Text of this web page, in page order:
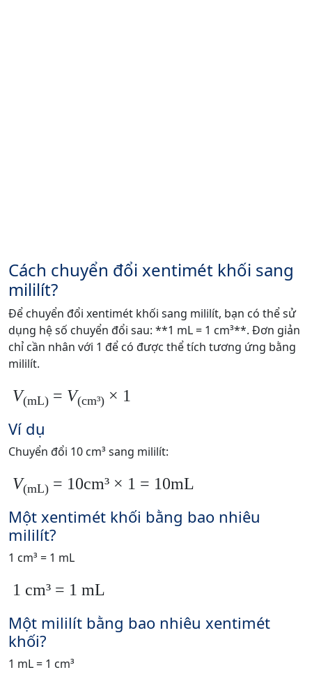
Cách chuyển đổi xentimét khối sang
mililít?
Để chuyển đổi xentimét khối sang mililít, bạn có thể sử
dụng hệ số chuyển đổi sau: **1 mL = 1 cm³**. Đơn giản
chỉ cần nhân với 1 để có được thể tích tương ứng bằng
mililít.
V(mL) = V(cm³) × 1
Ví dụ
Chuyển đổi 10 cm³ sang mililít:
V(mL) = 10cm³ × 1 = 10mL
Một xentimét khối bằng bao nhiêu
mililít?
1 cm³ = 1 mL
1 cm³ = 1 mL
Một mililít bằng bao nhiêu xentimét
khối?
1 mL = 1 cm³